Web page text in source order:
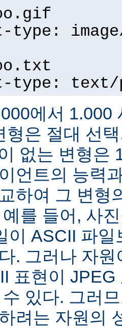
type:
type:
에서 1.000
형은 절대 선
없는 변형은
언트의 능력
하여 그 변형
를 들어, 사
이 ASCII 파
. 그러나 자
표현이
있다. 그러
려는 자원의